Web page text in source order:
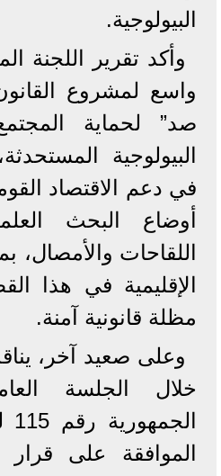
البيولوجية.
وأكد تقرير اللجنة
واسع لمشروع
صد” لحماية
البيولوجية
في دعم الاقتصاد
أوضاع البحث
اللقاحات والأمصال،
الإقليمية في هذا
مظلة قانونية آمنة.
وعلى صعيد آخر،
خلال الجلسة
الموافقة على